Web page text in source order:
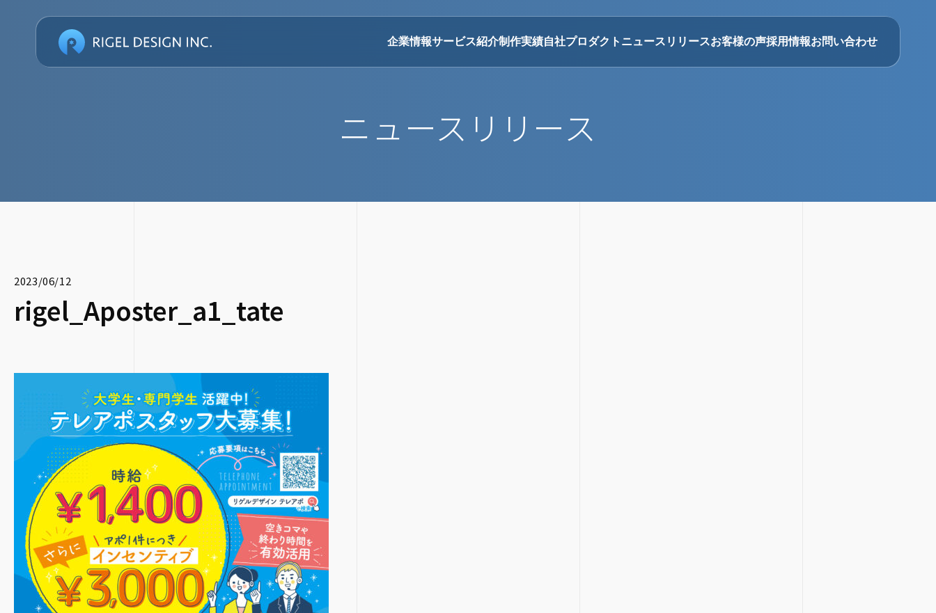
企業情報サービス紹介制作実績自社プロダクト ニュースリリースお客様の声採用情報お問い合わせ
ニュースリリース
2023/06/12
rigel_Aposter_a1_tate